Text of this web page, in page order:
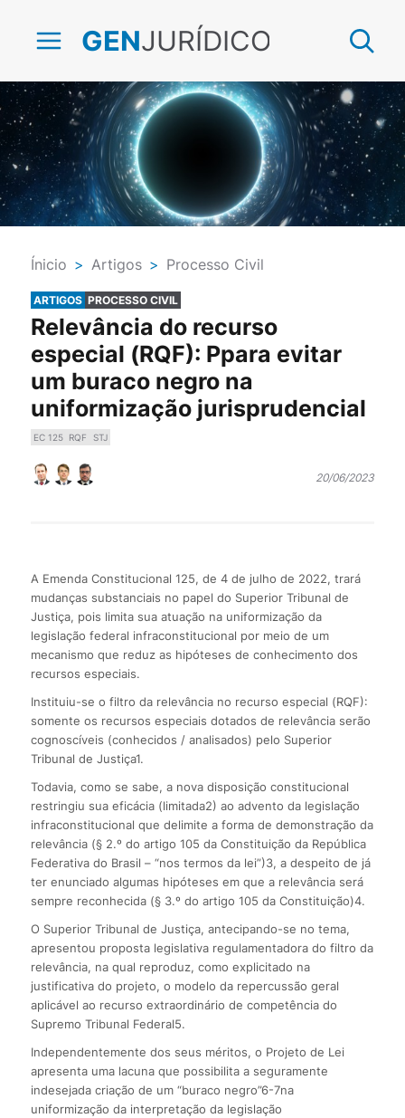
GENJURÍDICO
Ínicio > Artigos > Processo Civil
ARTIGOS PROCESSO CIVIL
Relevância do recurso
especial (RQF): Ppara evitar
um buraco negro na
uniformização jurisprudencial
EC 125 RQF STJ
20/06/2023
A Emenda Constitucional 125, de 4 de julho de 2022, trará
mudanças substanciais no papel do Superior Tribunal de
Justiça, pois limita sua atuação na uniformização da
legislação federal infraconstitucional por meio de um
mecanismo que reduz as hipóteses de conhecimento dos
recursos especiais.
Instituiu-se o filtro da relevância no recurso especial (RQF):
somente os recursos especiais dotados de relevância serão
cognoscíveis (conhecidos / analisados) pelo Superior
Tribunal de Justiça1.
Todavia, como se sabe, a nova disposição constitucional
restringiu sua eficácia (limitada2) ao advento da legislação
infraconstitucional que delimite a forma de demonstração da
relevância (§ 2.º do artigo 105 da Constituição da República
Federativa do Brasil – “nos termos da lei”)3, a despeito de já
ter enunciado algumas hipóteses em que a relevância será
sempre reconhecida (§ 3.º do artigo 105 da Constituição)4.
O Superior Tribunal de Justiça, antecipando-se no tema,
apresentou proposta legislativa regulamentadora do filtro da
relevância, na qual reproduz, como explicitado na
justificativa do projeto, o modelo da repercussão geral
aplicável ao recurso extraordinário de competência do
Supremo Tribunal Federal5.
Independentemente dos seus méritos, o Projeto de Lei
apresenta uma lacuna que possibilita a seguramente
indesejada criação de um “buraco negro”6-7na
uniformização da interpretação da legislação